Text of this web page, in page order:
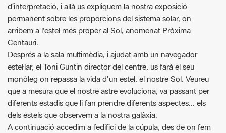
Centauri.
Després a la sala multimèdia, i ajudat amb un navegador
estel·lar, el Toni Guntin director del centre, us farà el seu
monòleg on repassa la vida d'un estel, el nostre Sol. Veureu
que a mesura que el nostre astre evoluciona, va passant per
diferents estadis que li fan prendre diferents aspectes... els
dels estels que observem a la nostra galàxia.
A continuació accedim a l’edifici de la cúpula, des de on fem
una observació de les principals constel·lacions a ull nu, amb
l’ajut d’un potent raig làser, i la observació del cel a través de
dos potents telescopis que tenim ja preparats… estels dobles